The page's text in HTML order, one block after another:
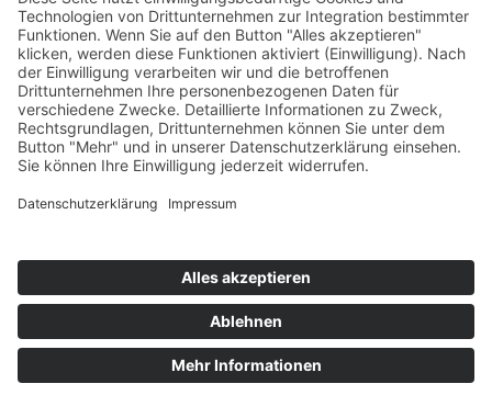
erhalten?Hierbei wird mit universitärer
Unterstützung die regionale
Wirtschaftsleistung anhand von
Wertschöpfungsketten berechnet und
ausgewertet.
© Biolandhof Engemann
KONTAKT|BILDERGALERIE|LINKS|IMPRESSUM|DATENSCHUTZ|